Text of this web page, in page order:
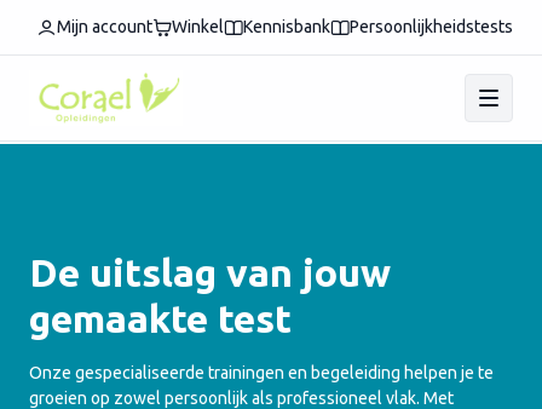
Mijn account Winkel Kennisbank Persoonlijkheidstests
De uitslag van jouw
gemaakte test
Onze gespecialiseerde trainingen en begeleiding helpen je te
groeien op zowel persoonlijk als professioneel vlak. Met